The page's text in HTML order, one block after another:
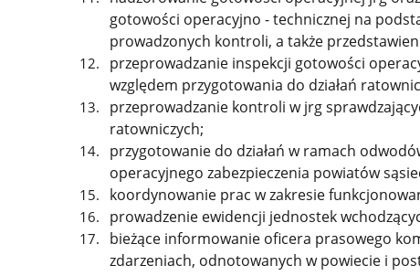
gotowości operacyjno - technicznej na
prowadzonych kontroli, a także
przeprowadzanie inspekcji gotowości
względem przygotowania do działań
przeprowadzanie kontroli w jrg
ratowniczych;
przygotowanie do działań w ramach
operacyjnego zabezpieczenia powiatów
koordynowanie prac w zakresie
prowadzenie ewidencji jednostek
bieżące informowanie oficera prasowego
zdarzeniach, odnotowanych w powiecie i